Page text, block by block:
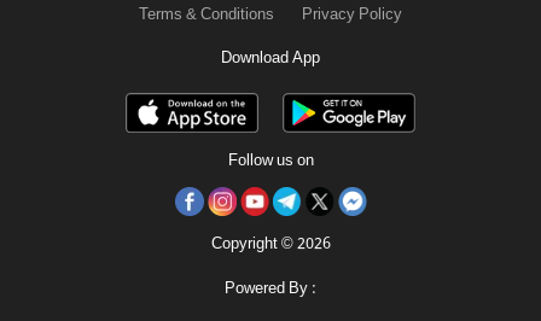
Terms & Conditions
Privacy Policy
Download App
Follow us on
Copyright © 2026
Powered By :